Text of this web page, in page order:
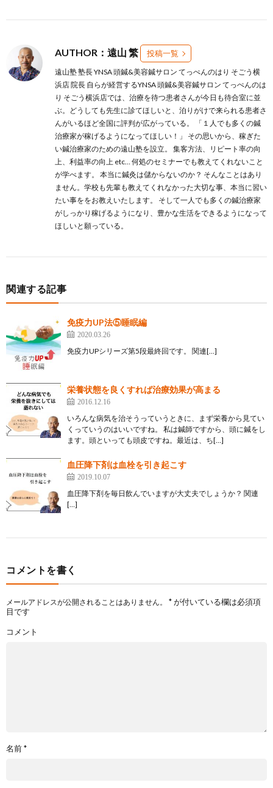
AUTHOR：遠山 繁 投稿一覧
遠山塾 塾長 YNSA 頭鍼&美容鍼サロン てっぺんのはり そごう横
浜店 院長 自らが経営するYNSA 頭鍼&美容鍼サロン てっぺんのは
り そごう横浜店では、治療を待つ患者さんが今日も待合室に並
ぶ。どうしても先生に診てほしいと、泊りがけで来られる患者さ
んがいるほど全国に評判が広がっている。 「１人でも多くの鍼
治療家が稼げるようになってほしい！」 その思いから、稼ぎた
い鍼治療家のための遠山塾を設立。 集客方法、リピート率の向
上、利益率の向上 etc… 何処のセミナーでも教えてくれないこと
が学べます。 本当に鍼灸は儲からないのか？ そんなことはあり
ません。学校も先輩も教えてくれなかった大切な事、本当に習い
たい事ををお教えいたします。 そして一人でも多くの鍼治療家
がしっかり稼げるようになり、豊かな生活をできるようになって
ほしいと願っている。
関連する記事
免疫力UP法⑤睡眠編
2020.03.26
免疫力UPシリーズ第5段最終回です。 関連[…]
栄養状態を良くすれば治療効果が高まる
2016.12.16
いろんな病気を治そうっていうときに、まず栄養から見てい
くっていうのはいいですね。 私は鍼師ですから、頭に鍼をし
ます。頭といっても頭皮ですね。最近は、ち[…]
血圧降下剤は血栓を引き起こす
2019.10.07
血圧降下剤を毎日飲んでいますが大丈夫でしょうか？ 関連
[…]
コメントを書く
メールアドレスが公開されることはありません。 *が付いている欄は必須項
目です
コメント
名前*